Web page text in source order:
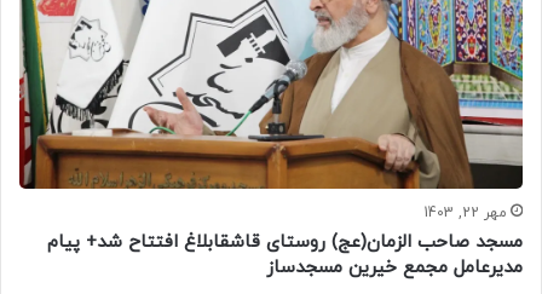
مهر 22, 1403
مسجد صاحب الزمان(عج) روستای قاشقابلاغ افتتاح شد+ پیام
مدیرعامل مجمع خیرین مسجدساز